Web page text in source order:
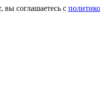
вы соглашаетесь с